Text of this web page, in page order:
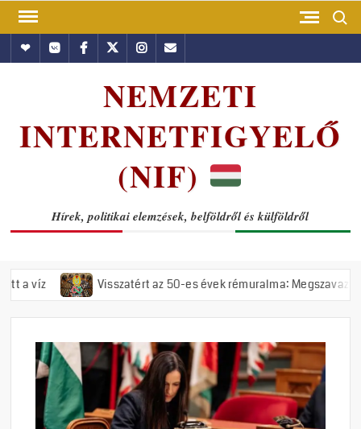
Skip
contentHundubVkontakte
Facebook
TwitterInstagram
Email
NEMZETI
INTERNETFIGYELŐ
(NIF)
Hírek, politikai elemzések, belföldről és külföldről
Visszatért az 50-es évek rémuralma: Megszavazta az